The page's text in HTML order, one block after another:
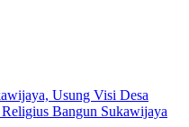
Usung Visi Desa
Bangun Sukawijaya